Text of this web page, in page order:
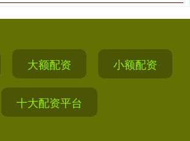
大额配资 小额配资
十大配资平台